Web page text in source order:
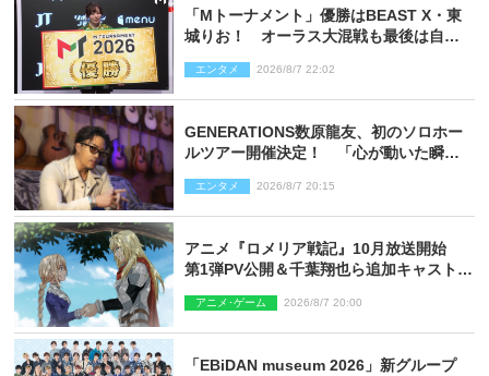
「Mトーナメント」優勝はBEAST X・東
城りお！ オーラス大混戦も最後は自ら
エンタメ 2026/8/7 22:02
GENERATIONS数原龍友、初のソロホー
ルツアー開催決定！ 「心が動いた瞬間
エンタメ 2026/8/7 20:15
アニメ『ロメリア戦記』10月放送開始
第1弾PV公開＆千葉翔也ら追加キャスト4
アニメ･ゲーム 2026/8/7 20:00
「EBiDAN museum 2026」新グループ